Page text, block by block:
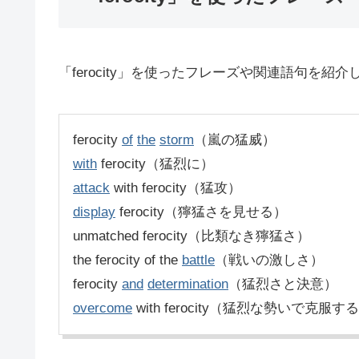
「ferocity」を使ったフレーズや関連語句を紹介
ferocity of the storm （嵐の猛威）
with ferocity（猛烈に）
attack with ferocity（猛攻）
display ferocity（獰猛さを見せる）
unmatched ferocity（比類なき獰猛さ）
the ferocity of the battle （戦いの激しさ）
ferocity and determination （猛烈さと決意）
overcome with ferocity（猛烈な勢いで克服する